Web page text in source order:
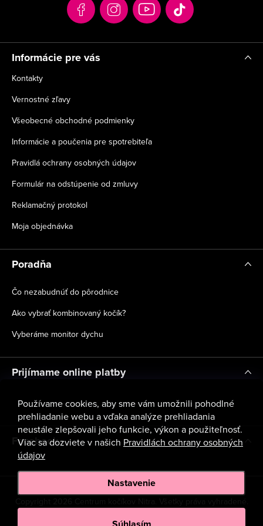
Používame cookies, aby sme vám umožnili pohodlné
prehliadanie webu a vďaka analýze prehliadania
neustále zlepšovali jeho funkcie, výkon a použiteľnosť.
Viac sa dozviete v našich Pravidlách ochrany osobných
údajov
Nastavenie
e
Informácie pre vás
Kontakty
Vernostné zľavy
Všeobecné obchodné podmienky
Informácie a poučenia pre spotrebiteľa
Pravidlá ochrany osobných údajov
Formulár na odstúpenie od zmluvy
Reklamačný protokol
Moja objednávka
Poradňa
Čo nezabudnúť do pôrodnice
Ako vybrať kombinovaný kočík?
Vyberáme monitor dychu
Prijímame online platby
Facebook